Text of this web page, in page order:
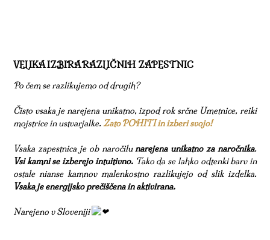
VELIKA IZBIRA RAZLIČNIH ZAPESTNIC
Po čem se razlikujemo od drugih?
Čisto vsaka je narejena unikatno, izpod rok srčne Umetnice, reiki
mojstrice in ustvarjalke.Zato POHITI in izberi svojo!
Vsaka zapestnica je ob naročilunarejena unikatno za naročnika.
Vsi kamni se izberejo intuitivno.Tako da se lahko odtenki barv in
ostale nianse kamnov malenkostno razlikujejo od slik izdelka.
Vsaka je energijsko prečiščena in aktivirana.
Narejeno v Sloveniji